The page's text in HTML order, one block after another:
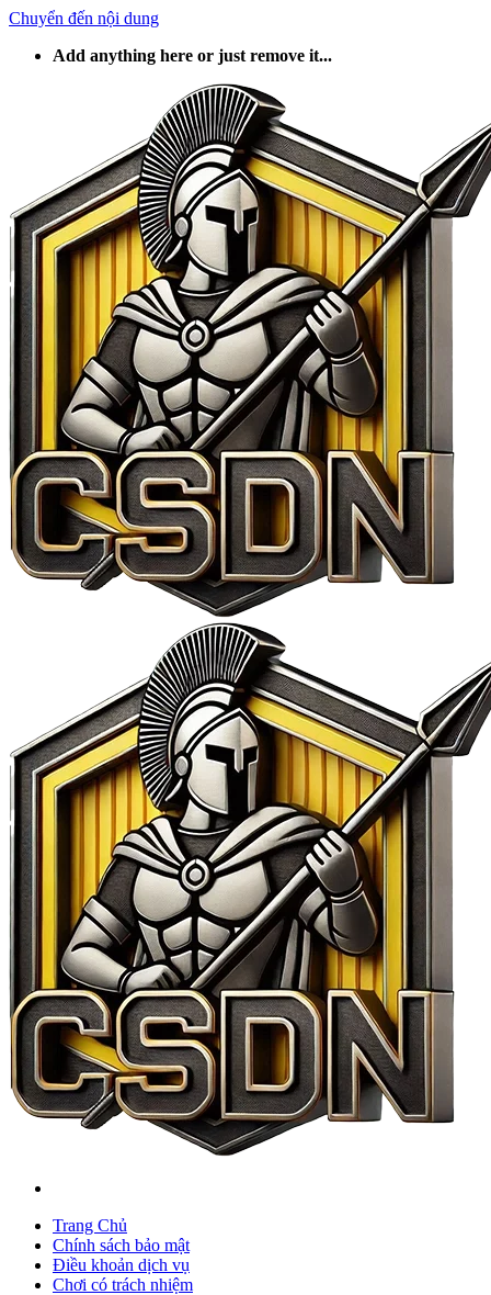
Chuyển đến nội dung
Add anything here or just remove it...
Trang Chủ
Chính sách bảo mật
Điều khoản dịch vụ
Chơi có trách nhiệm